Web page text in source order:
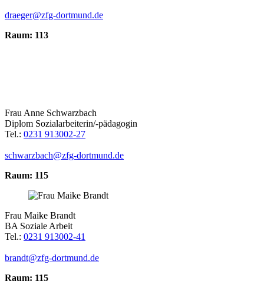
draeger@zfg-dortmund.de
Raum: 113
Frau Anne Schwarzbach
Diplom Sozialarbeiterin/-pädagogin
Tel.: 0231 913002-27
schwarzbach@zfg-dortmund.de
Raum: 115
Frau Maike Brandt
BA Soziale Arbeit
Tel.: 0231 913002-41
brandt@zfg-dortmund.de
Raum: 115